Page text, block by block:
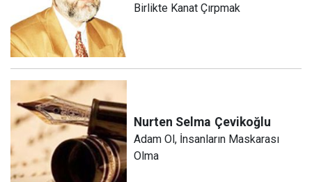
Birlikte Kanat Çırpmak
Nurten Selma Çevikoğlu
Adam Ol, İnsanların Maskarası
Olma